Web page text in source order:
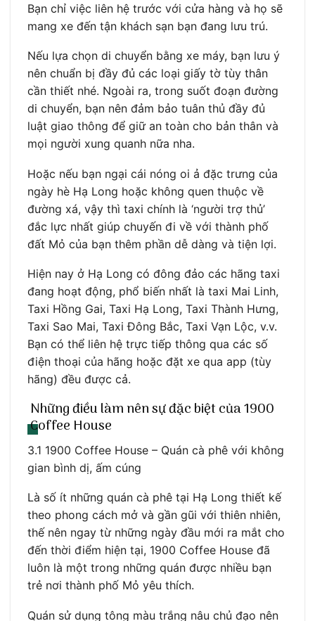
Bạn chỉ việc liên hệ trước với cửa hàng và họ sẽ
mang xe đến tận khách sạn bạn đang lưu trú.
Nếu lựa chọn di chuyển bằng xe máy, bạn lưu ý
nên chuẩn bị đầy đủ các loại giấy tờ tùy thân
cần thiết nhé. Ngoài ra, trong suốt đoạn đường
di chuyển, bạn nên đảm bảo tuân thủ đầy đủ
luật giao thông để giữ an toàn cho bản thân và
mọi người xung quanh nữa nha.
Hoặc nếu bạn ngại cái nóng oi ả đặc trưng của
ngày hè Hạ Long hoặc không quen thuộc về
đường xá, vậy thì taxi chính là ‘người trợ thủ’
đắc lực nhất giúp chuyến đi về với thành phố
đất Mỏ của bạn thêm phần dễ dàng và tiện lợi.
Hiện nay ở Hạ Long có đông đảo các hãng taxi
đang hoạt động, phổ biến nhất là taxi Mai Linh,
Taxi Hồng Gai, Taxi Hạ Long, Taxi Thành Hưng,
Taxi Sao Mai, Taxi Đông Bắc, Taxi Vạn Lộc, v.v.
Bạn có thể liên hệ trực tiếp thông qua các số
điện thoại của hãng hoặc đặt xe qua app (tùy
hãng) đều được cả.
Những điều làm nên sự đặc biệt của 1900
Coffee House
3.1 1900 Coffee House – Quán cà phê với không
gian bình dị, ấm cúng
Là số ít những quán cà phê tại Hạ Long thiết kế
theo phong cách mở và gần gũi với thiên nhiên,
thế nên ngay từ những ngày đầu mới ra mắt cho
đến thời điểm hiện tại, 1900 Coffee House đã
luôn là một trong những quán được nhiều bạn
trẻ nơi thành phố Mỏ yêu thích.
Quán sử dụng tông màu trắng nâu chủ đạo nên